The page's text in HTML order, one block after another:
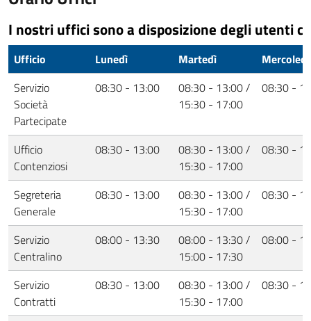
I nostri uffici sono a disposizione degli utenti
Ufficio Lunedì Martedì
Mercoledì
Servizio
Società
Partecipate
08:30 - 13:00
08:30 - 13:00 /
15:30 - 17:00
08:30 -
Ufficio
Contenziosi
08:30 - 13:00
08:30 - 13:00 /
15:30 - 17:00
08:30 -
Segreteria
Generale
08:30 - 13:00
08:30 - 13:00 /
15:30 - 17:00
08:30 -
Servizio
Centralino
08:00 - 13:30
08:00 - 13:30 /
15:00 - 17:30
08:00 -
Servizio
Contratti
08:30 - 13:00
08:30 - 13:00 /
15:30 - 17:00
08:30 -